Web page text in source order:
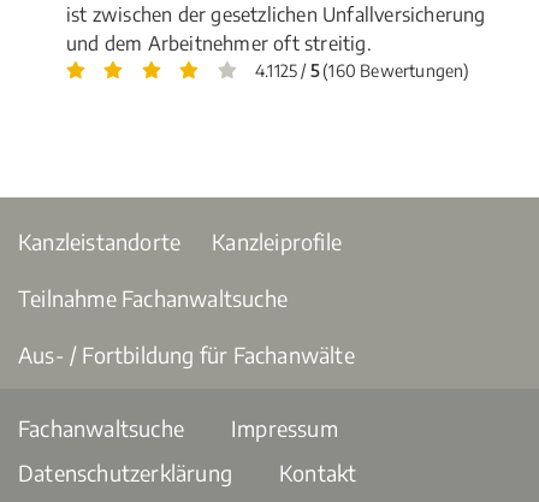
ist zwischen der gesetzlichen Unfallversicherung
und dem Arbeitnehmer oft streitig.
4.1125 / 5(160 Bewertungen)
Kanzleistandorte Kanzleiprofile
Teilnahme Fachanwaltsuche
Aus- / Fortbildung für Fachanwälte
Fachanwaltsuche
Impressum
Datenschutzerklärung
Kontakt